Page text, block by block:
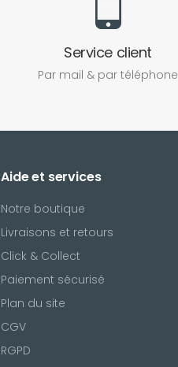
Service client
Par mail & par téléphone
Aide et services
Notre boutique
Livraisons et retours
Click & Collect
Paiement sécurisé
Plan du site
CGV
RGPD